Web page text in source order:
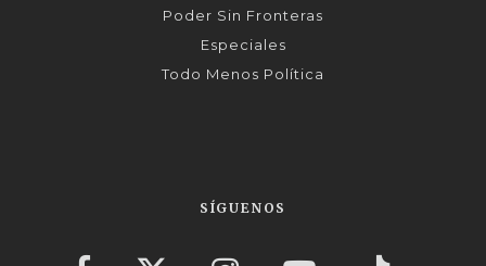
Poder Sin Fronteras
Especiales
Todo Menos Política
SÍGUENOS